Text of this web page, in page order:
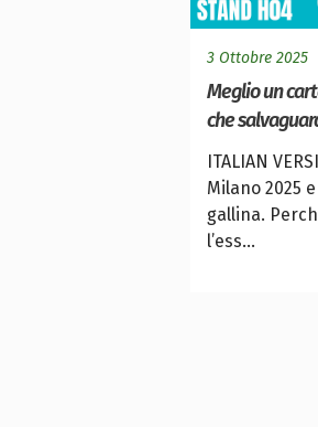
3 Ottobre 2025
Meglio un
che
ITALIAN
Milano 2025
gallina.
l’ess...